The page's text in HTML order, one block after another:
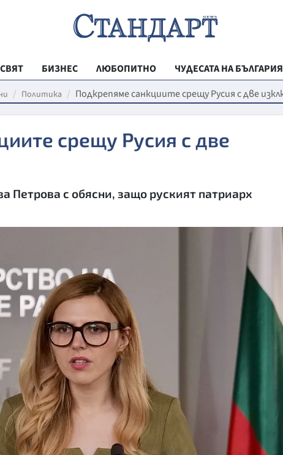
СВЯТ БИЗНЕС ЛЮБОПИТНО
ЧУДЕСАТА НА БЪЛГАРИЯ
РЕГИОНАЛНИ
ВЕСТНИК
МЛАДЕЖКА
МОЯТ ГРАД
ТЕХНОЛОГИИ
ДА!НА
ДА! НА
КУЛТУРА
ПРАВОСЪДИЕ
КРИМИ
ВЯРА
ОБЯВИ
ВОЙНАТА В
Политика Подкрепяме санкциите срещу Русия с две
срещу Русия с две
Петрова с обясни, защо руският патриарх